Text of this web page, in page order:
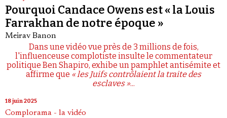
Pourquoi Candace Owens est « la Louis
Farrakhan de notre époque »
Meirav Banon
Dans une vidéo vue près de 3 millions de fois,
l'influenceuse complotiste insulte le commentateur
politique Ben Shapiro, exhibe un pamphlet antisémite et
affirme que « les Juifs contrôlaient la traite des
esclaves »...
18 juin 2025
Complorama - la vidéo